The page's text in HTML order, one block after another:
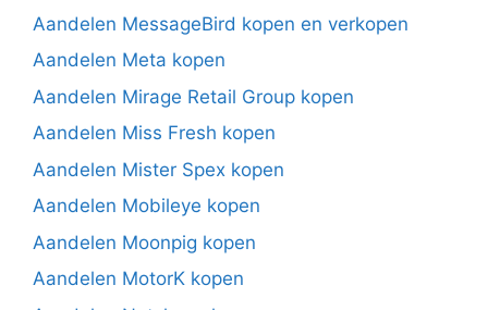
Aandelen MessageBird kopen en verkopen
Aandelen Meta kopen
Aandelen Mirage Retail Group kopen
Aandelen Miss Fresh kopen
Aandelen Mister Spex kopen
Aandelen Mobileye kopen
Aandelen Moonpig kopen
Aandelen MotorK kopen